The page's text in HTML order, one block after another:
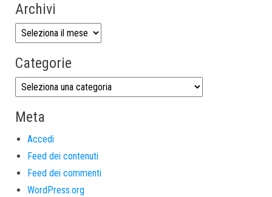
Archivi
Categorie
Meta
Accedi
Feed dei contenuti
Feed dei commenti
WordPress.org